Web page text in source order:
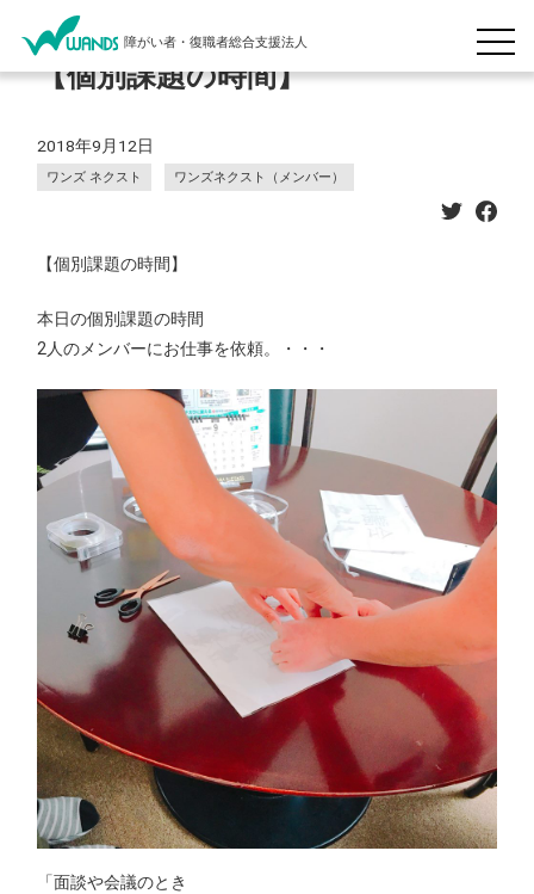
障がい者・復職者総合支援法人
【個別課題の時間】
2018年9月12日
ワンズ ネクスト ワンズネクスト（メンバー）
【個別課題の時間】
本日の個別課題の時間
2人のメンバーにお仕事を依頼。
・・・
「面談や会議のとき